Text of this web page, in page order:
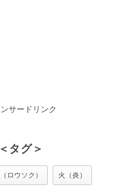
サードリンク
＜タグ＞
ロウソク） 火（炎）